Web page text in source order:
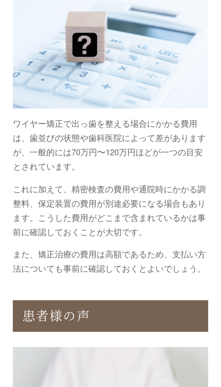
ワイヤー矯正で出っ歯を整える場合にかかる費用
は、歯並びの状態や歯科医院によって差があります
が、一般的には70万円〜120万円ほどが一つの目安
とされています。
これに加えて、精密検査の費用や通院時にかかる調
整料、保定装置の費用が別途必要になる場合もあり
ます。こうした費用がどこまで含まれているかは事
前に確認しておくことが大切です。
また、矯正治療の費用は高額であるため、支払い方
法についても事前に確認しておくとよいでしょう。
患者様の声